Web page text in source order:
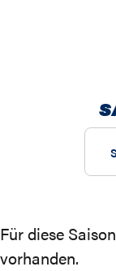
Für diese
vorhanden.